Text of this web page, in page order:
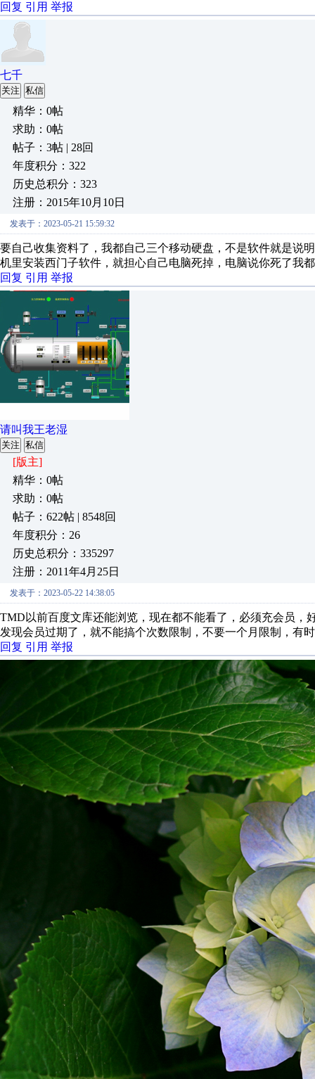
回复 引用 举报
七千
关注 私信
精华：0帖
求助：0帖
帖子：3帖 | 28回
年度积分：322
历史总积分：323
注册：2015年10月10日
发表于：2023-05-21 15:59:32
要自己收集资料了，我都自己三个移动硬盘，不是软件就是说
机里安装西门子软件，就担心自己电脑死掉，电脑说你死了我
回复 引用 举报
请叫我王老湿
关注 私信
[版主]
精华：0帖
求助：0帖
帖子：622帖 | 8548回
年度积分：26
历史总积分：335297
注册：2011年4月25日
发表于：2023-05-22 14:38:05
TMD以前百度文库还能浏览，现在都不能看了，必须充会员
发现会员过期了，就不能搞个次数限制，不要一个月限制，有
回复 引用 举报